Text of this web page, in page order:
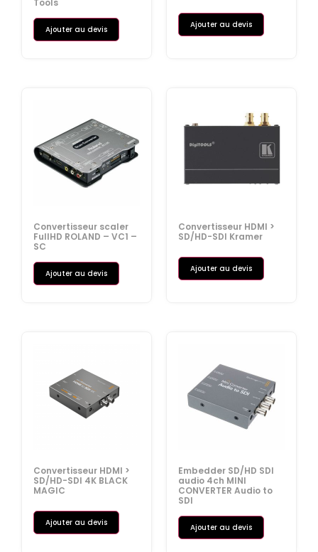
Tools
Ajouter au devis Ajouter au devis
Convertisseur scaler
FullHD ROLAND – VC1 –
SC
Ajouter au devis
Convertisseur HDMI >
SD/HD-SDI Kramer
Ajouter au devis
Convertisseur HDMI >
SD/HD-SDI 4K BLACK
MAGIC
Ajouter au devis
Embedder SD/HD SDI
audio 4ch MINI
CONVERTER Audio to
SDI
Ajouter au devis